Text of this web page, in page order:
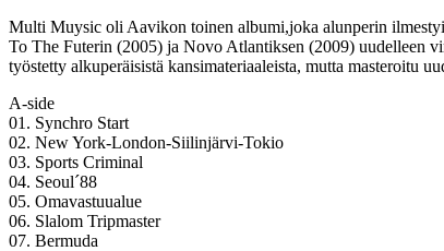
Multi Muysic oli Aavikon toinen albumi,joka alunperin
To The Futerin (2005) ja Novo Atlantiksen (2009) uudelleen
työstetty alkuperäisistä kansimateriaaleista, mutta masteroitu
A-side
01. Synchro Start
02. New York-London-Siilinjärvi-Tokio
03. Sports Criminal
04. Seoul´88
05. Omavastuualue
06. Slalom Tripmaster
07. Bermuda